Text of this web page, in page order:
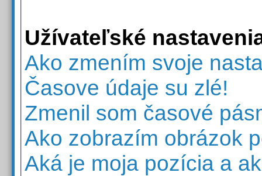
Užívateľské
Ako zmením svoje
Časove údaje su zlé!
Zmenil som časové
Ako zobrazím obrázok
Aká je moja pozícia a